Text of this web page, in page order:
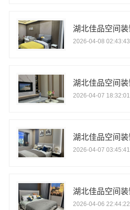
2026-04-08 02:43:43
2026-04-07 18:32:01
2026-04-07 03:45:41
2026-04-06 22:44:22